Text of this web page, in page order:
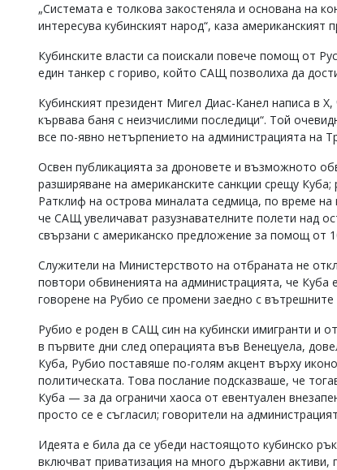
„Системата е толкова закостеняла и основана на
интересува кубинският народ“, каза американският
Кубинските власти са поискали повече помощ от
един танкер с гориво, който САЩ позволиха да
Кубинският президент Мигел Диас-Канел написа в
кървава баня с неизчислими последици“. Той
все по-явно нетърпението на администрацията на
Освен публикацията за дроновете и възможното
разширяване на американските санкции срещу
Ратклиф на острова миналата седмица, по време
че САЩ увеличават разузнавателните полети над
свързани с американско предложение за помощ от
Служители на Министерството на отбраната не
повтори обвиненията на администрацията, че
говорене на Рубио се промени заедно с вътрешните
Рубио е роден в САЩ син на кубински имигранти и
в първите дни след операцията във Венецуела,
Куба, Рубио поставяше по-голям акцент върху
политическата. Това послание подсказваше, че
Куба — за да ограничи хаоса от евентуален
просто се е съгласил; говорители на
Идеята е била да се убеди настоящото кубинско
включват приватизация на много държавни активи,